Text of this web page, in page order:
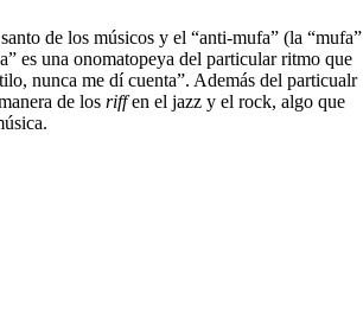
de los músicos y el “anti-mufa” (la “mufa”
es una onomatopeya del particular ritmo que
nunca me dí cuenta”. Además del particualr
de los riffen el jazz y el rock, algo que